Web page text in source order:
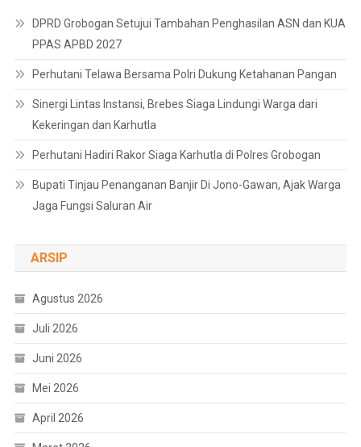
DPRD Grobogan Setujui Tambahan Penghasilan ASN dan KUA
PPAS APBD 2027
Perhutani Telawa Bersama Polri Dukung Ketahanan Pangan
Sinergi Lintas Instansi, Brebes Siaga Lindungi Warga dari
Kekeringan dan Karhutla
Perhutani Hadiri Rakor Siaga Karhutla di Polres Grobogan
Bupati Tinjau Penanganan Banjir Di Jono-Gawan, Ajak Warga
Jaga Fungsi Saluran Air
ARSIP
Agustus 2026
Juli 2026
Juni 2026
Mei 2026
April 2026